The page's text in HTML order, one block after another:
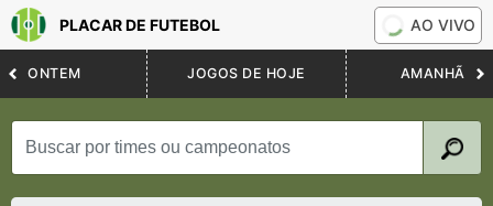
PLACAR DE FUTEBOL AO VIVO
ONTEM JOGOS DE HOJE AMANHÃ